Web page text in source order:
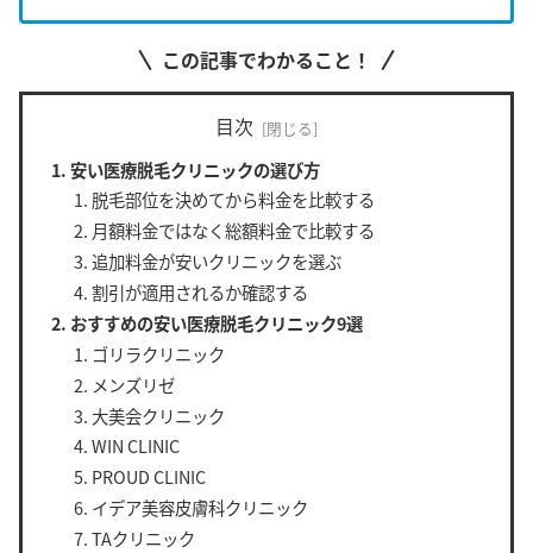
この記事でわかること！
目次
安い医療脱毛クリニックの選び方
脱毛部位を決めてから料金を比較する
月額料金ではなく総額料金で比較する
追加料金が安いクリニックを選ぶ
割引が適用されるか確認する
おすすめの安い医療脱毛クリニック9選
ゴリラクリニック
メンズリゼ
大美会クリニック
WIN CLINIC
PROUD CLINIC
イデア美容皮膚科クリニック
TAクリニック